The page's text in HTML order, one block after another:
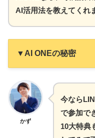
AI活用法を教えてくれ
▼AI ONEの秘密
かず
投資詐欺
円の事業
かず
今なら
で参加で
10大特典